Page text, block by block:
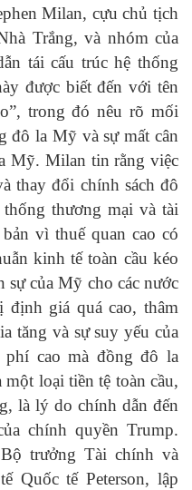
Milan, cựu chủ tịch
Trắng, và nhóm của
tái cấu trúc hệ thống
được biết đến với tên
trong đó nêu rõ mối
đô la Mỹ và sự mất cân
Mỹ. Milan tin rằng việc
thay đổi chính sách đô
thương mại và tài
vì thuế quan cao có
kinh tế toàn cầu kéo
sự của Mỹ cho các nước
định giá quá cao, thâm
tăng và sự suy yếu của
phí cao mà đồng đô la
loại tiền tệ toàn cầu,
là lý do chính dẫn đến
chính quyền Trump.
trưởng Tài chính và
Quốc tế Peterson, lập